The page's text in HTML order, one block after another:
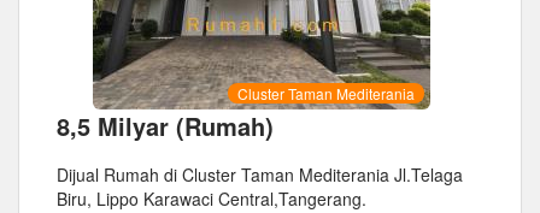
Cluster Taman Mediterania
8,5 Milyar (Rumah)
Dijual Rumah di Cluster Taman Mediterania Jl.Telaga
Biru, Lippo Karawaci Central,Tangerang.